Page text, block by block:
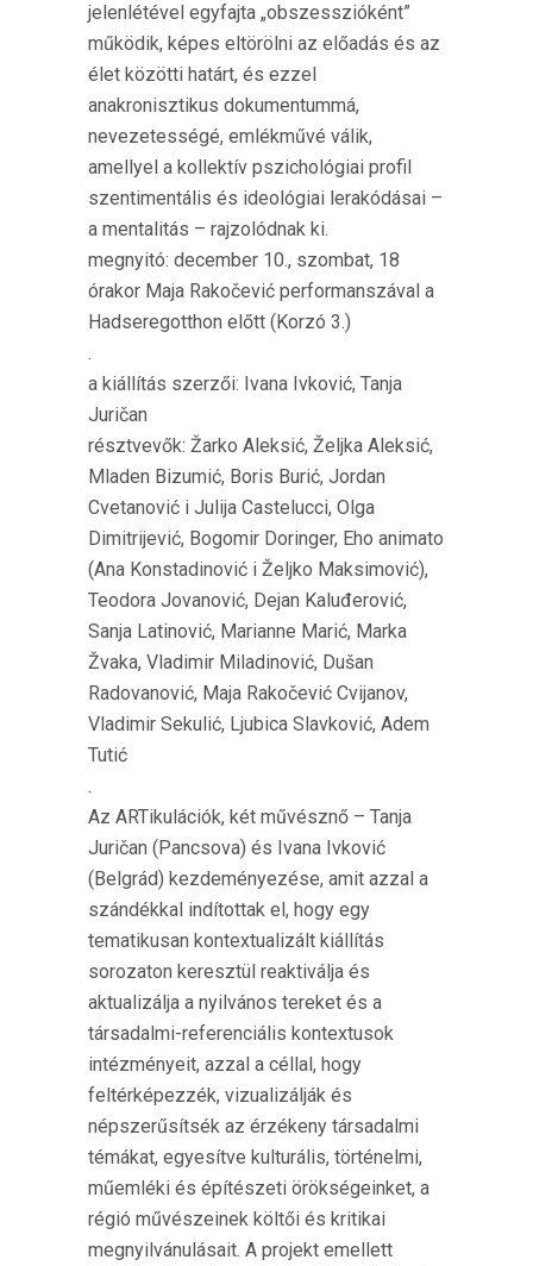
jelenlétével egyfajta „obszesszióként”
működik, képes eltörölni az előadás és az
élet közötti határt, és ezzel
anakronisztikus dokumentummá,
nevezetességé, emlékművé válik,
amellyel a kollektív pszichológiai profil
szentimentális és ideológiai lerakódásai –
a mentalitás – rajzolódnak ki.
megnyitó: december 10., szombat, 18
órakor Maja Rakočević performanszával a
Hadseregotthon előtt (Korzó 3.)
.
a kiállítás szerzői: Ivana Ivković, Tanja
Juričan
résztvevők: Žarko Aleksić, Željka Aleksić,
Mladen Bizumić, Boris Burić, Jordan
Cvetanović i Julija Castelucci, Olga
Dimitrijević, Bogomir Doringer, Eho animato
(Ana Konstadinović i Željko Maksimović),
Teodora Jovanović, Dejan Kaluđerović,
Sanja Latinović, Marianne Marić, Marka
Žvaka, Vladimir Miladinović, Dušan
Radovanović, Maja Rakočević Cvijanov,
Vladimir Sekulić, Ljubica Slavković, Adem
Tutić
.
Az ARTikulációk, két művésznő – Tanja
Juričan (Pancsova) és Ivana Ivković
(Belgrád) kezdeményezése, amit azzal a
szándékkal indítottak el, hogy egy
tematikusan kontextualizált kiállítás
sorozaton keresztül reaktiválja és
aktualizálja a nyilvános tereket és a
társadalmi-referenciális kontextusok
intézményeit, azzal a céllal, hogy
feltérképezzék, vizualizálják és
népszerűsítsék az érzékeny társadalmi
témákat, egyesítve kulturális, történelmi,
műemléki és építészeti örökségeinket, a
régió művészeinek költői és kritikai
megnyilvánulásait. A projekt emellett